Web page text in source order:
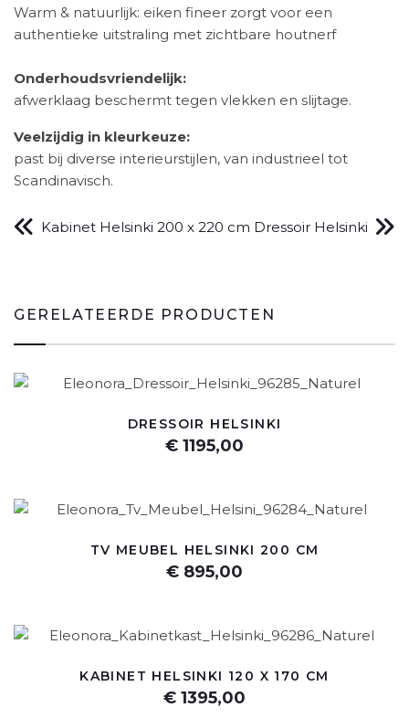
Warm & natuurlijk: eiken fineer zorgt voor een
authentieke uitstraling met zichtbare houtnerf
Onderhoudsvriendelijk:
afwerklaag beschermt tegen vlekken en slijtage.
Veelzijdig in kleurkeuze:
past bij diverse interieurstijlen, van industrieel tot
Scandinavisch.
Kabinet Helsinki 200 x 220 cm Dressoir Helsinki
GERELATEERDE PRODUCTEN
DRESSOIR HELSINKI
€ 1195,00
TV MEUBEL HELSINKI 200 CM
€ 895,00
KABINET HELSINKI 120 X 170 CM
€ 1395,00